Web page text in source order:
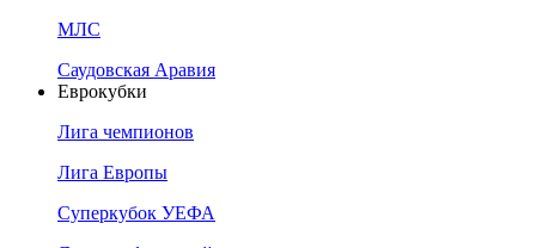
МЛС
Саудовская Аравия
Еврокубки
Лига чемпионов
Лига Европы
Суперкубок УЕФА